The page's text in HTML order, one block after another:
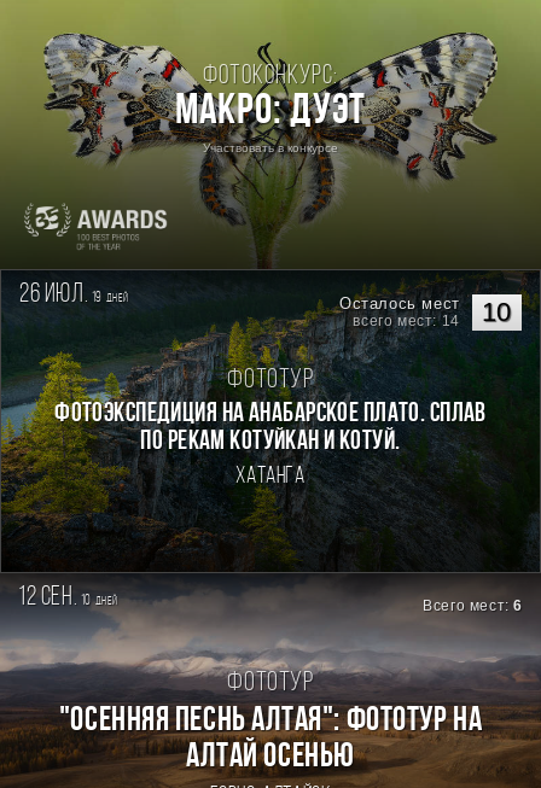
Фотоконкурс:
Макро: Дуэт
Участвовать в конкурсе
26 июл. 19 дней 10
Осталось мест
всего мест: 14
Фототур
Фотоэкспедиция на Анабарское плато. Сплав
по рекам Котуйкан и Котуй.
Хатанга
12 сен. 10дней Всего мест:6
Фототур
"ОСЕННЯЯ ПЕСНЬ АЛТАЯ": ФОТОТУР НА
АЛТАЙ ОСЕНЬЮ